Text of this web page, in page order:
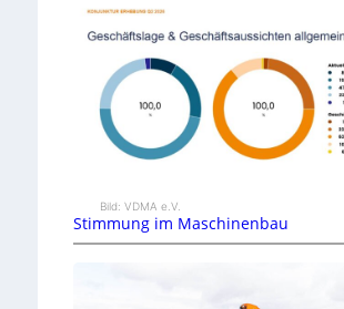
Bild: VDMA e.V.
Stimmung im Maschinenbau